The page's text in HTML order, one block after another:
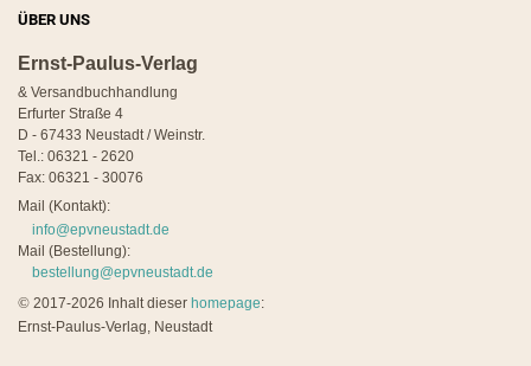
ÜBER UNS
Ernst-Paulus-Verlag
& Versandbuchhandlung
Erfurter Straße 4
D - 67433 Neustadt / Weinstr.
Tel.: 06321 - 2620
Fax: 06321 - 30076
Mail (Kontakt):
info@epvneustadt.de
Mail (Bestellung):
bestellung@epvneustadt.de
© 2017-2026 Inhalt dieser homepage:
Ernst-Paulus-Verlag, Neustadt